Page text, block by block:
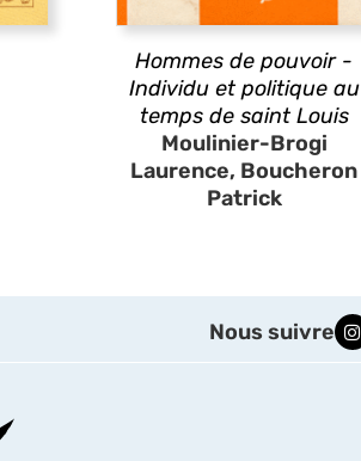
Hommes de pouvoir -
Individu et politique au
temps de saint Louis
Moulinier-Brogi
Laurence, Boucheron
Patrick
Nous suivre